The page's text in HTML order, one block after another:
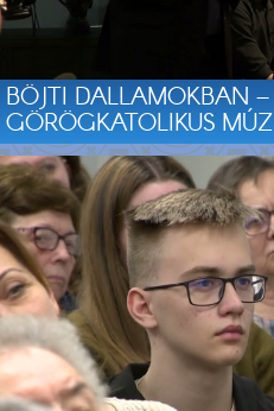
BÖJTI DALLAMOKBAN
GÖRÖGKATOLIKUS